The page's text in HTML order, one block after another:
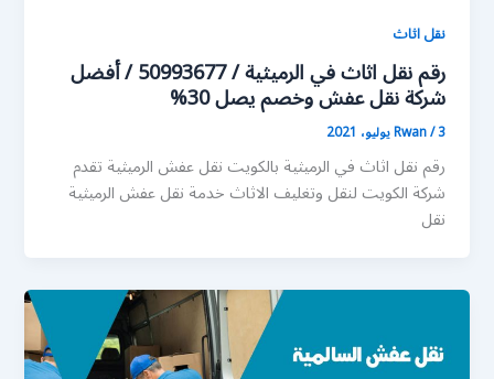
نقل اثاث
رقم نقل اثاث في الرميثية / 50993677 / أفضل
شركة نقل عفش وخصم يصل 30%
Rwan/3 يوليو، 2021
رقم نقل اثاث في الرميثية بالكويت نقل عفش الرميثية تقدم
شركة الكويت لنقل وتغليف الاثاث خدمة نقل عفش الرميثية
نقل